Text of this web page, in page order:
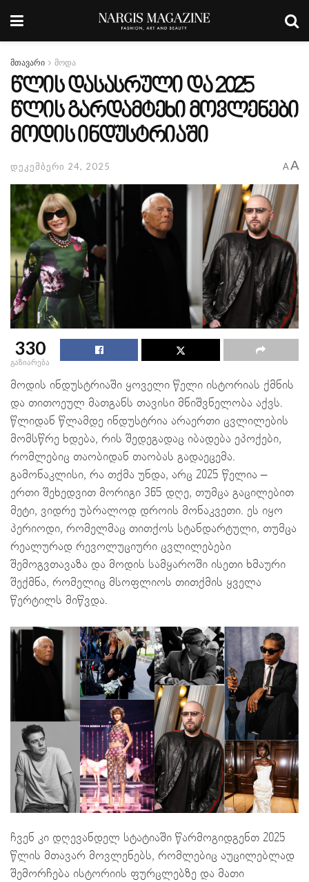
მთავარი მოდა
წლის დასასრული და 2025
წლის გარდამტეხი მოვლენები
მოდის ინდუსტრიაში
დეკემბერი 24, 2025 A A
330
გაზიარება
მოდის ინდუსტრიაში ყოველი წელი ისტორიას ქმნის
და თითოეულ მათგანს თავისი მნიშვნელობა აქვს.
წლიდან წლამდე ინდუსტრია არაერთი ცვლილების
მომსწრე ხდება, რის შედეგადაც იბადება ეპოქები,
რომლებიც თაობიდან თაობას გადაეცემა.
გამონაკლისი, რა თქმა უნდა, არც 2025 წელია –
ერთი შეხედვით მორიგი 365 დღე, თუმცა გაცილებით
მეტი, ვიდრე უბრალოდ დროის მონაკვეთი. ეს იყო
პერიოდი, რომელმაც თითქოს სტანდარტული, თუმცა
რეალურად რევოლუციური ცვლილებები
შემოგვთავაზა და მოდის სამყაროში ისეთი ხმაური
შექმნა, რომელიც მსოფლიოს თითქმის ყველა
წერტილს მიწვდა.
ჩვენ კი დღევანდელ სტატიაში წარმოგიდგენთ 2025
წლის მთავარ მოვლენებს, რომლებიც აუცილებლად
შემორჩება ისტორიის ფურცლებზე და მათი